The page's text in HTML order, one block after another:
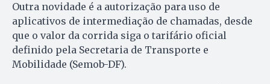
Outra novidade é a autorização para uso de
aplicativos de intermediação de chamadas, desde
que o valor da corrida siga o tarifário oficial
definido pela Secretaria de Transporte e
Mobilidade (Semob-DF).